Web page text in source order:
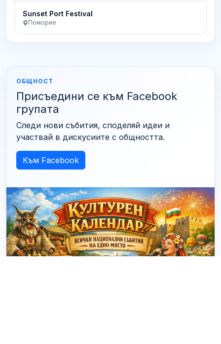
Sunset Port Festival
Поморие
ОБЩНОСТ
Присъедини се към Facebook
групата
Следи нови събития, споделяй идеи и
участвай в дискусиите с общността.
Към Facebook